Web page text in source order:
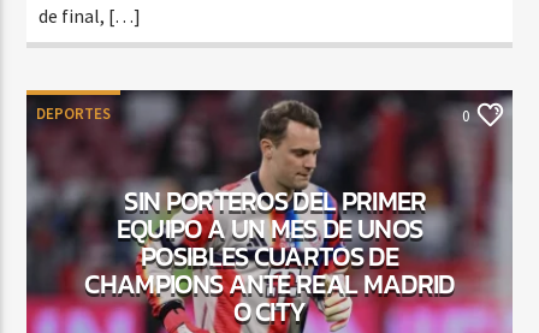
de final, […]
DEPORTES 0
SIN PORTEROS DEL PRIMER
EQUIPO A UN MES DE UNOS
POSIBLES CUARTOS DE
CHAMPIONS ANTE REAL MADRID
O CITY